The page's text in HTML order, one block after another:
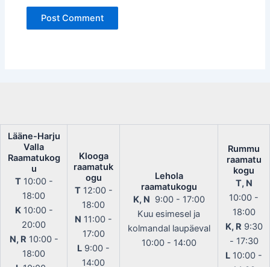
Lääne-Harju
Valla
Raamatukog
u
T10:00 -
18:00
K10:00 -
20:00
N, R 10:00 -
18:00
Klooga
raamatuk
ogu
T12:00 -
18:00
N 11:00 -
17:00
L 9:00 -
14:00
Lehola
raamatukogu
K, N 9:00 - 17:00
Kuu esimesel ja
kolmandal laupäeval
10:00 - 14:00
Rummu
raamatu
kogu
T, N
10:00 -
18:00
K, R 9:30
- 17:30
L 10:00 -